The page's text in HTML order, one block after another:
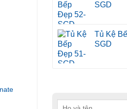
SGD
Tủ Kệ
SGD